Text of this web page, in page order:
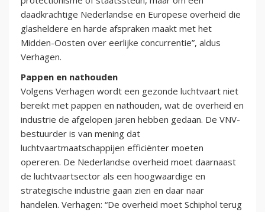
daadkrachtige Nederlandse en Europese overheid die
glasheldere en harde afspraken maakt met het
Midden-Oosten over eerlijke concurrentie”, aldus
Verhagen.
Pappen en nathouden
Volgens Verhagen wordt een gezonde luchtvaart niet
bereikt met pappen en nathouden, wat de overheid en
industrie de afgelopen jaren hebben gedaan. De VNV-
bestuurder is van mening dat
luchtvaartmaatschappijen efficiënter moeten
opereren. De Nederlandse overheid moet daarnaast
de luchtvaartsector als een hoogwaardige en
strategische industrie gaan zien en daar naar
handelen. Verhagen: “De overheid moet Schiphol terug